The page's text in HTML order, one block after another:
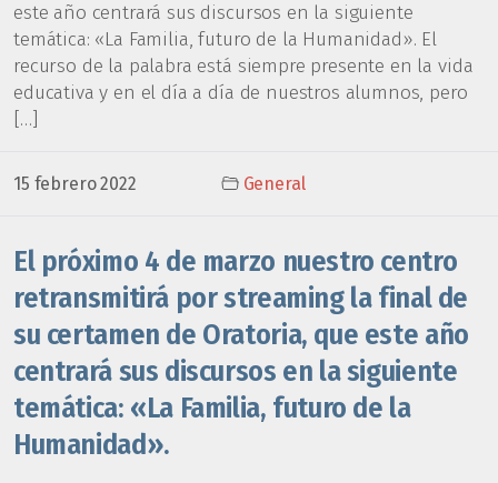
este año centrará sus discursos en la siguiente
temática: «La Familia, futuro de la Humanidad». El
recurso de la palabra está siempre presente en la vida
educativa y en el día a día de nuestros alumnos, pero
[…]
15 febrero 2022 General
El próximo 4 de marzo nuestro centro
retransmitirá por streaming la final de
su certamen de Oratoria, que este año
centrará sus discursos en la siguiente
temática: «La Familia, futuro de la
Humanidad».